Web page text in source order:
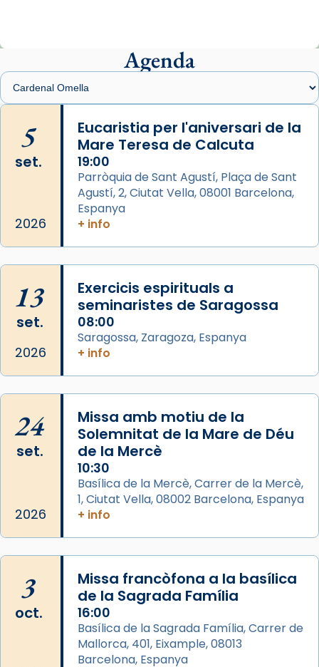
presidit aquest 27 de juliol la missa de Les
Santes de Mataró.
🔗
📸 J. Merino
Photo
View on Facebook ·
Arquebisbat de Barcelona
de Barcelona.
2 weeks ago
comitè organitzador de la visita apostòlica
del Sant Pare Lleó XIV a Barcelona, i als
col·laboradors, a la Catedral de Barcelona.
L’arquebisbe de Barcelona, el cardenal Joan
📸 Dr. G. Simón
Photo
View on Facebook ·
Arquebisbat de Barcelona
Memòria de les santes Juliana i
Semproniana, verges i màrtirs.
Acompanyant la història de sant Cugat, a
partir de l’Edat Mitjana sorgeix la tradició
que les santes Juliana (“relatiu a Júlia”) i
Semproniana (“relatiu a Semprònia =
Agenda
5
set.
2026
Eucaristia per l'aniversari de la
Mare Teresa de Calcuta
19:00
Parròquia de Sant Agustí, Plaça de Sant
Agustí, 2, Ciutat Vella, 08001 Barcelona,
Espanya
+ info
13
set.
2026
Exercicis espirituals a
seminaristes de Saragossa
08:00
Saragossa, Zaragoza, Espanya
+ info
24
set.
2026
Missa amb motiu de la
Solemnitat de la Mare de Déu
de la Mercè
10:30
Basílica de la Mercè, Carrer de la Mercè,
1, Ciutat Vella, 08002 Barcelona, Espanya
+ info
3
oct.
Missa francòfona a la basílica
de la Sagrada Família
16:00
Basílica de la Sagrada Família, Carrer de
Mallorca, 401, Eixample, 08013
Barcelona, Espanya